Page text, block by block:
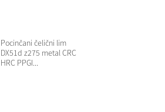
Pocinčani čelični lim
DX51d z275 metal CRC
HRC PPGI...